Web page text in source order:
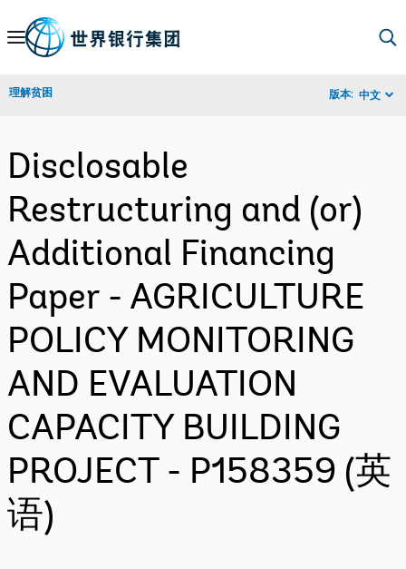
Skip
Navigation
理解贫困 版本: 中文
Disclosable
Restructuring and (or)
Additional Financing
Paper - AGRICULTURE
POLICY MONITORING
AND EVALUATION
CAPACITY BUILDING
PROJECT - P158359 (英
语)